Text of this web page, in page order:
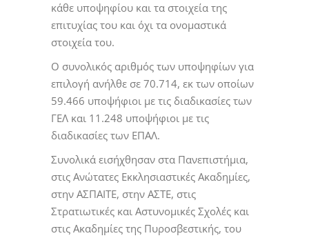
κάθε υποψηφίου και τα στοιχεία της
επιτυχίας του και όχι τα ονομαστικά
στοιχεία του.
O συνολικός αριθμός των υποψηφίων για
επιλογή ανήλθε σε 70.714, εκ των οποίων
59.466 υποψήφιοι με τις διαδικασίες των
ΓΕΛ και 11.248 υποψήφιοι με τις
διαδικασίες των ΕΠΑΛ.
Συνολικά εισήχθησαν στα Πανεπιστήμια,
στις Ανώτατες Εκκλησιαστικές Ακαδημίες,
στην ΑΣΠΑΙΤΕ, στην ΑΣΤΕ, στις
Στρατιωτικές και Αστυνομικές Σχολές και
στις Ακαδημίες της Πυροσβεστικής, του